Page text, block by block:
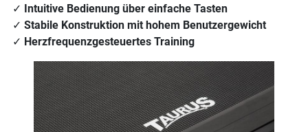
Intuitive Bedienung über einfache Tasten
Stabile Konstruktion mit hohem Benutzergewicht
Herzfrequenzgesteuertes Training